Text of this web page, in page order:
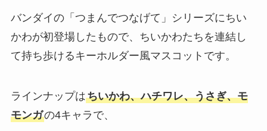
バンダイの「つまんでつなげて」シリーズにちい
かわが初登場したもので、ちいかわたちを連結し
て持ち歩けるキーホルダー風マスコットです​。
ラインナップはちいかわ、ハチワレ、うさぎ、モ
モンガの4キャラで、